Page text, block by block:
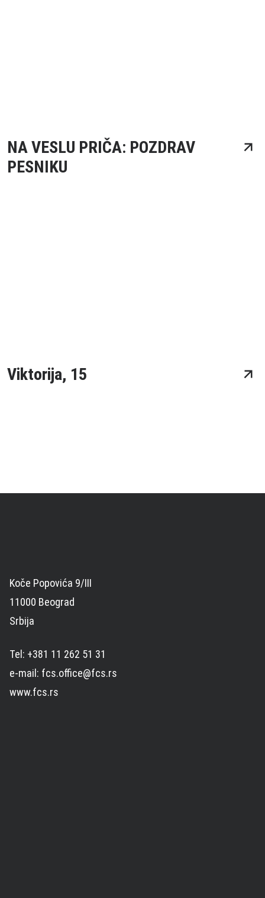
NA VESLU PRIČA: POZDRAV
PESNIKU
Viktorija, 15
Koče Popovića 9/III
11000 Beograd
Srbija
Tel: +381 11 262 51 31
e-mail: fcs.office@fcs.rs
www.fcs.rs